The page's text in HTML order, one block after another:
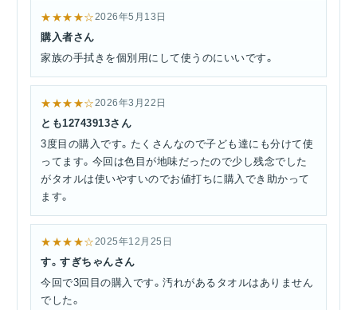
★★★★☆2026年5月13日
購入者さん
家族の手拭きを個別用にして使うのにいいです。
★★★★☆2026年3月22日
とも12743913さん
3度目の購入です。たくさんなので子ども達にも分けて使
ってます。今回は色目が地味だったので少し残念でした
がタオルは使いやすいのでお値打ちに購入でき助かって
ます。
★★★★☆2025年12月25日
す。すぎちゃんさん
今回で3回目の購入です。汚れがあるタオルはありません
でした。